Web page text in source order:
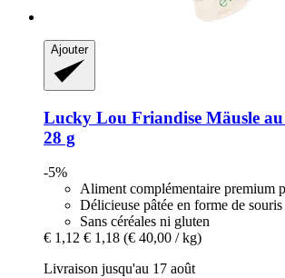
Ajouter
Lucky Lou Friandise Mäusle
28 g
-5%
Aliment complémentaire premium
Délicieuse pâtée en forme de souris
Sans céréales ni gluten
€ 1,12 € 1,18 (€ 40,00 / kg)
Livraison jusqu'au 17 août